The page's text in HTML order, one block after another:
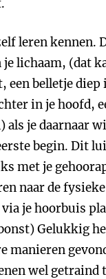
leren kennen.
lichaam, (dat
een belletje diep
in je hoofd,
als je daarnaar
begin. Dit
met je
naar de
je hoorbuis
Gelukkig
manieren
wel getraind